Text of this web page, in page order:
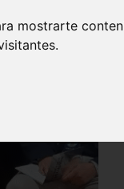
mostrarte